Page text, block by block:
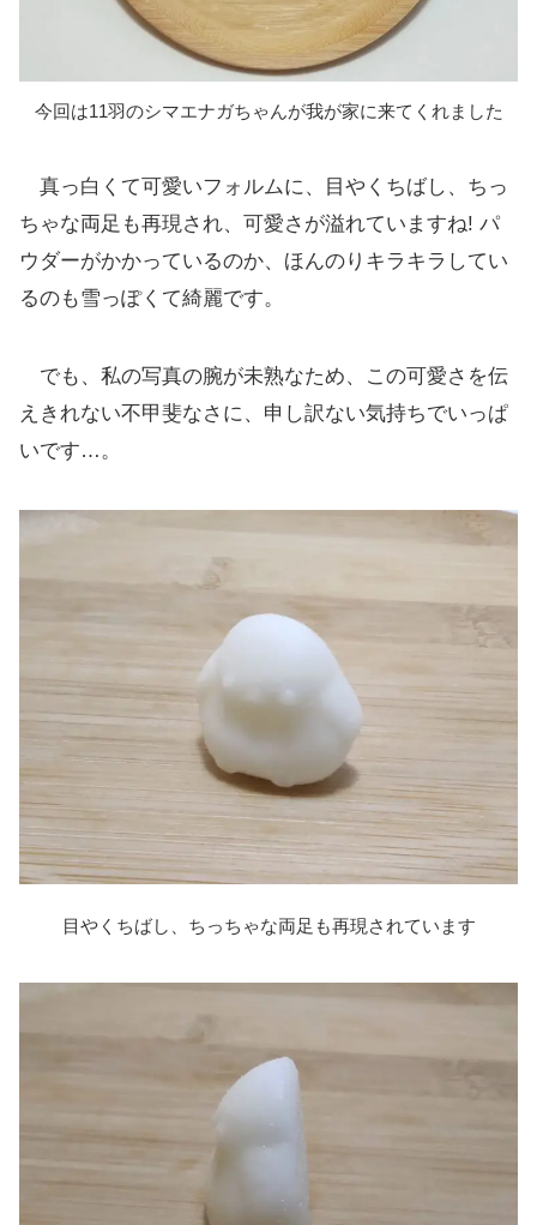
今回は11羽のシマエナガちゃんが我が家に来てくれました
真っ白くて可愛いフォルムに、目やくちばし、ちっ
ちゃな両足も再現され、可愛さが溢れていますね! パ
ウダーがかかっているのか、ほんのりキラキラしてい
るのも雪っぽくて綺麗です。
でも、私の写真の腕が未熟なため、この可愛さを伝
えきれない不甲斐なさに、申し訳ない気持ちでいっぱ
いです…。
目やくちばし、ちっちゃな両足も再現されています